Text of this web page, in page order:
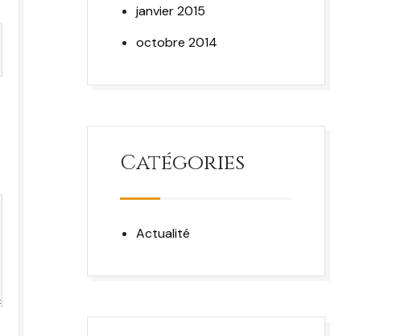
janvier 2015
octobre 2014
Catégories
Actualité